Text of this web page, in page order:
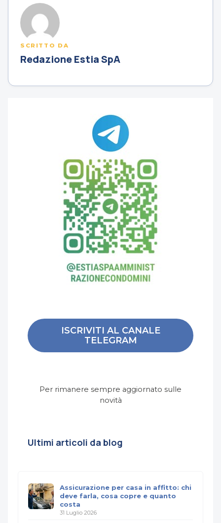
SCRITTO DA
Redazione Estia SpA
ISCRIVITI AL CANALE
TELEGRAM
Per rimanere sempre aggiornato sulle
novità
Ultimi articoli da blog
Assicurazione per casa in affitto: chi
deve farla, cosa copre e quanto
costa
31 Luglio 2026